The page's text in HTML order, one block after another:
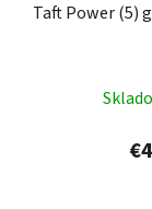
Taft Power (5)